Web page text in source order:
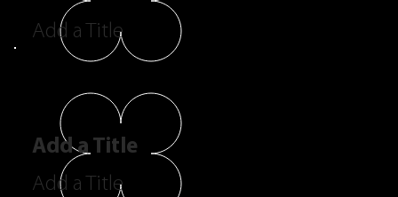
Add a Title
Add a Title
Add a Title